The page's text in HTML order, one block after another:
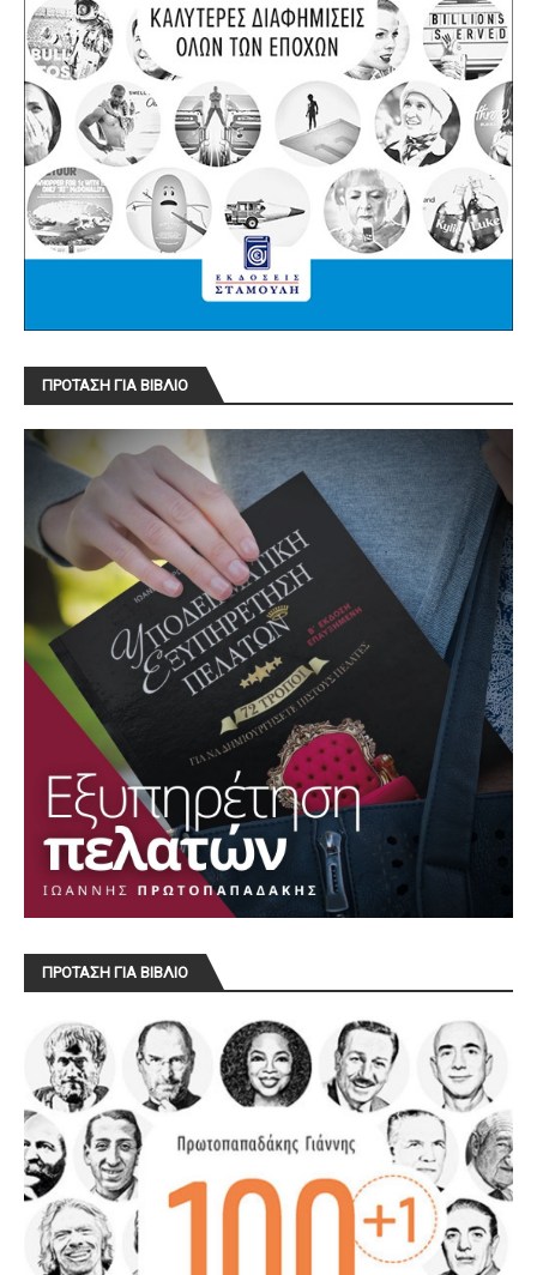
ΠΡΟΤΑΣΗ ΓΙΑ ΒΙΒΛΙΟ
ΠΡΟΤΑΣΗ ΓΙΑ ΒΙΒΛΙΟ